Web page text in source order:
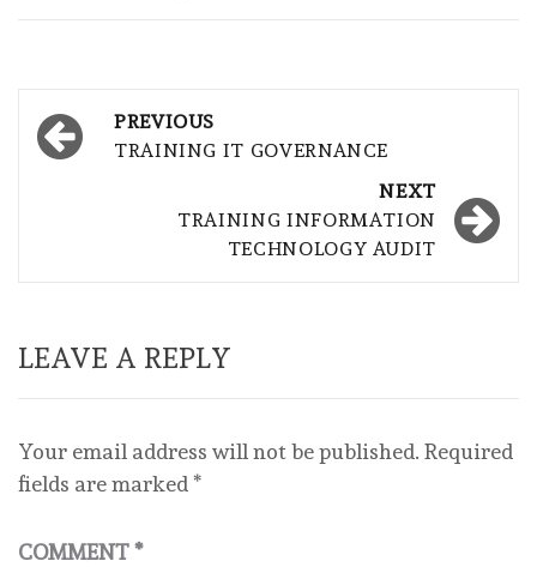
Post
navigation
PREVIOUS
TRAINING IT GOVERNANCE
NEXT
TRAINING INFORMATION
TECHNOLOGY AUDIT
LEAVE A REPLY
Your email address will not be published. Required
fields are marked*
COMMENT*